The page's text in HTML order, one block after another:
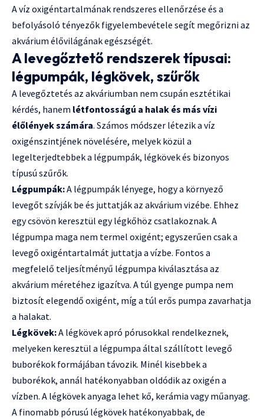
A víz oxigéntartalmának rendszeres ellenőrzése és a
befolyásoló tényezők figyelembevétele segít megőrizni az
akvárium élővilágának egészségét.
A levegőztető rendszerek típusai:
légpumpák, légkövek, szűrők
A levegőztetés az akváriumban nem csupán esztétikai
kérdés, hanem létfontosságú a halak és más vízi
élőlények számára. Számos módszer létezik a víz
oxigénszintjének növelésére, melyek közül a
legelterjedtebbek a légpumpák, légkövek és bizonyos
típusú szűrők.
Légpumpák:A légpumpák lényege, hogy a környező
levegőt szívják be és juttatják az akvárium vizébe. Ehhez
egy csövön keresztül egy légkőhöz csatlakoznak. A
légpumpa maga nem termel oxigént; egyszerűen csak a
levegő oxigéntartalmát juttatja a vízbe. Fontos a
megfelelő teljesítményű légpumpa kiválasztása az
akvárium méretéhez igazítva. A túl gyenge pumpa nem
biztosít elegendő oxigént, míg a túl erős pumpa zavarhatja
a halakat.
Légkövek:A légkövek apró pórusokkal rendelkeznek,
melyeken keresztül a légpumpa által szállított levegő
buborékok formájában távozik. Minél kisebbek a
buborékok, annál hatékonyabban oldódik az oxigén a
vízben. A légkövek anyaga lehet kő, kerámia vagy műanyag.
A finomabb pórusú légkövek hatékonyabbak, de